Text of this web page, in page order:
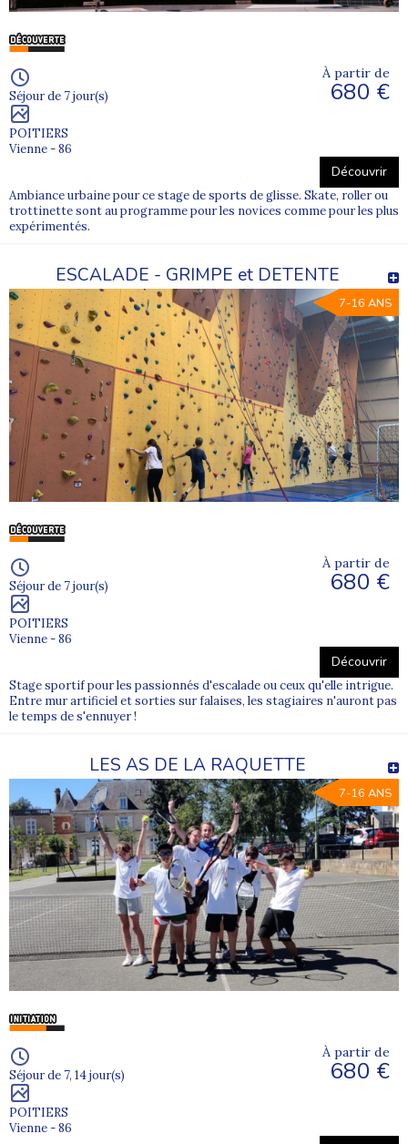
Séjour de 7 jour(s)
POITIERS
Vienne - 86
À partir de
680 €
Découvrir
Ambiance urbaine pour ce stage de sports de glisse. Skate, roller ou
trottinette sont au programme pour les novices comme pour les plus
expérimentés.
ESCALADE - GRIMPE et DETENTE
7-16 ANS
Séjour de 7 jour(s)
POITIERS
Vienne - 86
À partir de
680 €
Découvrir
Stage sportif pour les passionnés d'escalade ou ceux qu'elle intrigue.
Entre mur artificiel et sorties sur falaises, les stagiaires n'auront pas
le temps de s'ennuyer !
LES AS DE LA RAQUETTE
7-16 ANS
Séjour de 7, 14 jour(s)
POITIERS
Vienne - 86
À partir de
680 €